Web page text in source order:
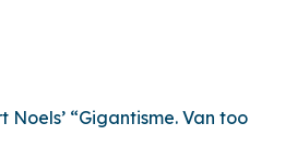
Noels’ “Gigantisme. Van too